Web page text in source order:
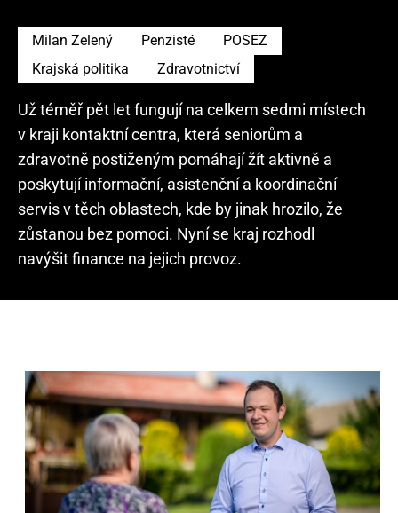
Milan Zelený Penzisté
POSEZ
Krajská politika
Zdravotnictví
Už téměř pět let fungují na celkem sedmi místech
v kraji kontaktní centra, která seniorům a
zdravotně postiženým pomáhají žít aktivně a
poskytují informační, asistenční a koordinační
servis v těch oblastech, kde by jinak hrozilo, že
zůstanou bez pomoci. Nyní se kraj rozhodl
navýšit finance na jejich provoz.